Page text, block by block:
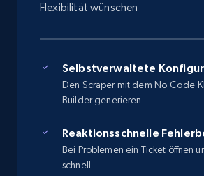
Flexibilität wünschen
Selbstverwaltete
Den Scraper mit dem No-Code-
Builder generieren
Reaktionsschnelle
Bei Problemen ein Ticket öffnen
schnell